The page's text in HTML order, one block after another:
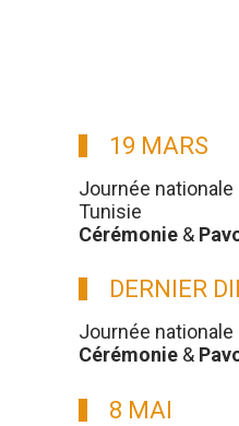
19 MARS
Journée
Tunisie
Cérémonie &
DERNIER
Journée
Cérémonie &
8 MAI